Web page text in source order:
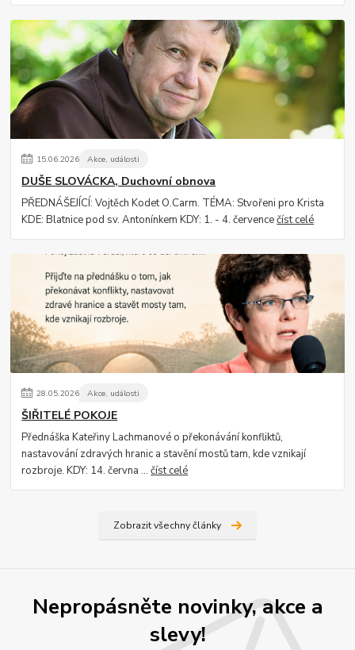
15.06.2026 Akce, události
DUŠE SLOVÁCKA, Duchovní obnova
PŘEDNÁŠEJÍCÍ: Vojtěch Kodet O.Carm. TÉMA: Stvořeni pro Krista
KDE: Blatnice pod sv. Antonínkem KDY: 1. - 4. červencečíst celé
28.05.2026 Akce, události
ŠIŘITELÉ POKOJE
Přednáška Kateřiny Lachmanové o překonávání konfliktů,
nastavování zdravých hranic a stavění mostů tam, kde vznikají
rozbroje. KDY: 14. června ...číst celé
Zobrazit všechny články
Nepropásněte novinky, akce a
slevy!